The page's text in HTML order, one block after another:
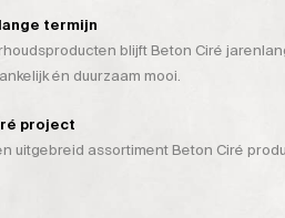
termijn
blijft Beton Ciré
én duurzaam mooi.
project
uitgebreid assortiment Beton Ciré